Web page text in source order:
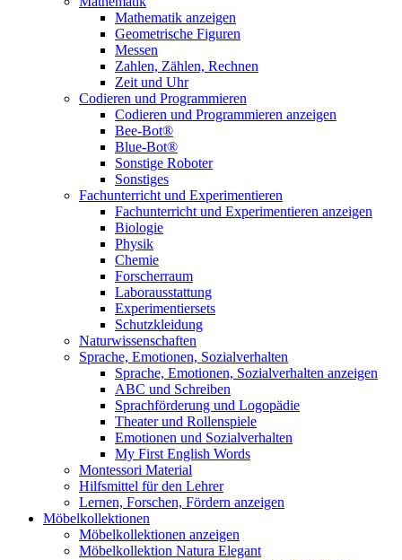
Mathematik anzeigen
Geometrische Figuren
Messen
Zahlen, Zählen, Rechnen
Zeit und Uhr
Codieren und Programmieren
Codieren und Programmieren anzeigen
Bee-Bot®
Blue-Bot®
Sonstige Roboter
Sonstiges
Fachunterricht und Experimentieren
Fachunterricht und Experimentieren anzeigen
Biologie
Physik
Chemie
Forscherraum
Laborausstattung
Experimentiersets
Schutzkleidung
Naturwissenschaften
Sprache, Emotionen, Sozialverhalten
Sprache, Emotionen, Sozialverhalten anzeigen
ABC und Schreiben
Sprachförderung und Logopädie
Theater und Rollenspiele
Emotionen und Sozialverhalten
My First English Words
Montessori Material
Hilfsmittel für den Lehrer
Lernen, Forschen, Fördern anzeigen
Möbelkollektionen
Möbelkollektionen anzeigen
Möbelkollektion Natura Elegant